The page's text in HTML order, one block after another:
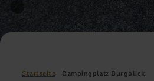
Startseite Campingplatz Burgblick